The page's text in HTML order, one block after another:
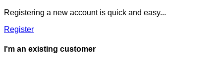
Registering a new account is quick and easy...
Register
I'm an existing customer